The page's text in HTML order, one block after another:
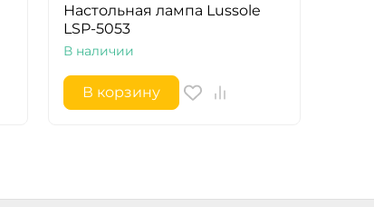
Настольная лампа Lussole
LSP-5053
В наличии
В корзину